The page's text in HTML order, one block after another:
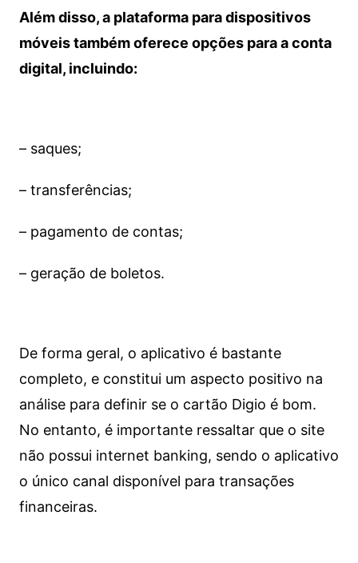
Além disso, a plataforma para dispositivos
móveis também oferece opções para a conta
digital, incluindo:
– saques;
– transferências;
– pagamento de contas;
– geração de boletos.
De forma geral, o aplicativo é bastante
completo, e constitui um aspecto positivo na
análise para definir se o cartão Digio é bom.
No entanto, é importante ressaltar que o site
não possui internet banking, sendo o aplicativo
o único canal disponível para transações
financeiras.